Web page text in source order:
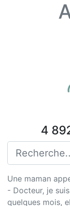
4
Une maman
- Docteur, je
quelques mois,